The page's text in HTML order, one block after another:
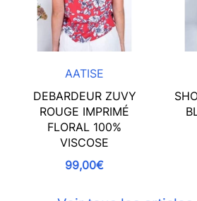
AATISE
DEBARDEUR ZUVY
ROUGE IMPRIMÉ
FLORAL 100%
VISCOSE
99,00€